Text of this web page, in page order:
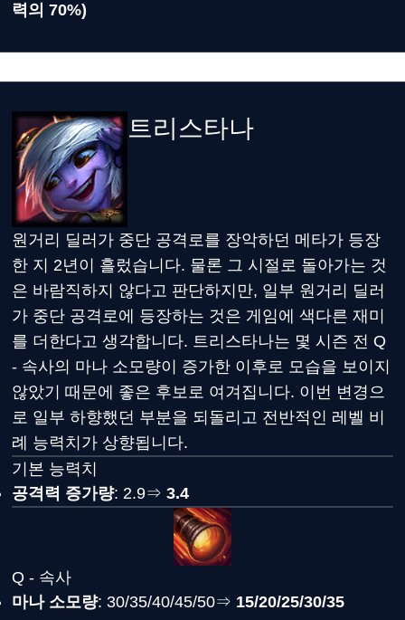
력의 70%)
트리스타나
원거리 딜러가 중단 공격로를 장악하던 메타가 등장
한 지 2년이 흘렀습니다. 물론 그 시절로 돌아가는 것
은 바람직하지 않다고 판단하지만, 일부 원거리 딜러
가 중단 공격로에 등장하는 것은 게임에 색다른 재미
를 더한다고 생각합니다. 트리스타나는 몇 시즌 전 Q
- 속사의 마나 소모량이 증가한 이후로 모습을 보이지
않았기 때문에 좋은 후보로 여겨집니다. 이번 변경으
로 일부 하향했던 부분을 되돌리고 전반적인 레벨 비
례 능력치가 상향됩니다.
기본 능력치
공격력 증가량: 2.9⇒ 3.4
Q - 속사
마나 소모량: 30/35/40/45/50⇒ 15/20/25/30/35